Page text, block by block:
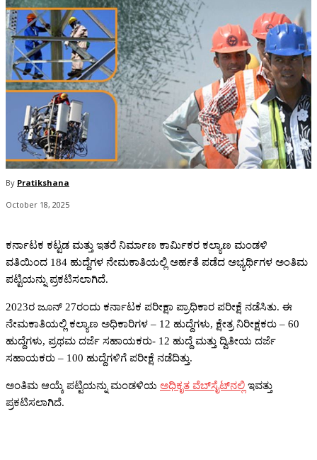
By Pratikshana
October 18, 2025
ಕರ್ನಾಟಕ ಕಟ್ಟಡ ಮತ್ತು ಇತರೆ ನಿರ್ಮಾಣ ಕಾರ್ಮಿಕರ ಕಲ್ಯಾಣ ಮಂಡಳಿ
ವತಿಯಿಂದ 184 ಹುದ್ದೆಗಳ ನೇಮಕಾತಿಯಲ್ಲಿ ಅರ್ಹತೆ ಪಡೆದ ಅಭ್ಯರ್ಥಿಗಳ ಅಂತಿಮ
ಪಟ್ಟಿಯನ್ನು ಪ್ರಕಟಿಸಲಾಗಿದೆ.
2023ರ ಜೂನ್‌ 27ರಂದು ಕರ್ನಾಟಕ ಪರೀಕ್ಷಾ ಪ್ರಾಧಿಕಾರ ಪರೀಕ್ಷೆ ನಡೆಸಿತು. ಈ
ನೇಮಕಾತಿಯಲ್ಲಿ ಕಲ್ಯಾಣ ಅಧಿಕಾರಿಗಳ – 12 ಹುದ್ದೆಗಳು, ಕ್ಷೇತ್ರ ನಿರೀಕ್ಷಕರು – 60
ಹುದ್ದೆಗಳು, ಪ್ರಥಮ ದರ್ಜೆ ಸಹಾಯಕರು- 12 ಹುದ್ದೆ ಮತ್ತು ದ್ವಿತೀಯ ದರ್ಜೆ
ಸಹಾಯಕರು – 100 ಹುದ್ದೆಗಳಿಗೆ ಪರೀಕ್ಷೆ ನಡೆದಿತ್ತು.
ಅಂತಿಮ ಆಯ್ಕೆ ಪಟ್ಟಿಯನ್ನು ಮಂಡಳಿಯ ಅಧಿಕೃತ ವೆಬ್‌ಸೈಟ್‌ನಲ್ಲಿ ಇವತ್ತು
ಪ್ರಕಟಿಸಲಾಗಿದೆ.